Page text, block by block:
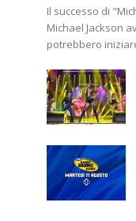
Il successo di
Michael Jackson
potrebbero